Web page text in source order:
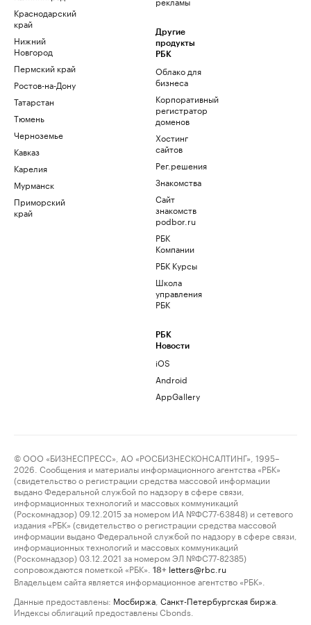
Краснодарский
край
Нижний
Новгород
Пермский край
Ростов-на-Дону
Татарстан
Тюмень
Черноземье
Кавказ
Карелия
Мурманск
Приморский
край
Другие
продукты
РБК
Облако для
бизнеса
Корпоративный
регистратор
доменов
Хостинг
сайтов
Рег.решения
Знакомства
Сайт
знакомств
podbor.ru
РБК
Компании
РБК Курсы
Школа
управления
РБК
РБК
Новости
iOS
Android
AppGallery
© ООО «БИЗНЕСПРЕСС», АО «РОСБИЗНЕСКОНСАЛТИНГ», 1995–
2026. Сообщения и материалы информационного агентства «РБК»
(свидетельство о регистрации средства массовой информации
выдано Федеральной службой по надзору в сфере связи,
информационных технологий и массовых коммуникаций
(Роскомнадзор) 09.12.2015 за номером ИА №ФС77-63848) и сетевого
издания «РБК» (свидетельство о регистрации средства массовой
информации выдано Федеральной службой по надзору в сфере связи,
информационных технологий и массовых коммуникаций
(Роскомнадзор) 03.12.2021 за номером ЭЛ №ФС77-82385)
сопровождаются пометкой «РБК».
18+ letters@rbc.ru
Владельцем сайта является информационное агентство «РБК».
Данные предоставлены: Мосбиржа Санкт-Петербургская биржа
Индексы облигаций предоставлены Cbonds.